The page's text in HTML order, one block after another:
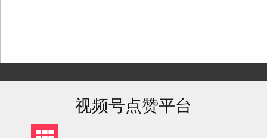
to
视频号点赞平台